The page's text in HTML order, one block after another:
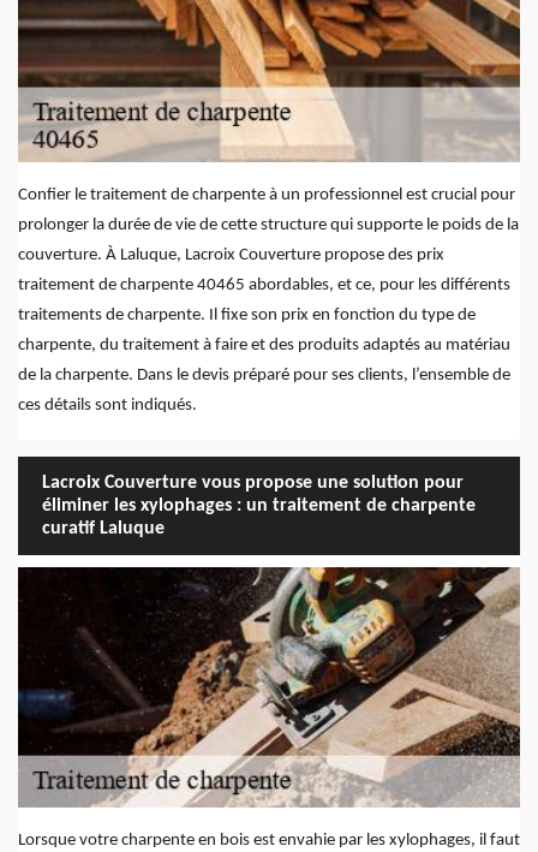
Confier le traitement de charpente à un professionnel est crucial pour
prolonger la durée de vie de cette structure qui supporte le poids de la
couverture. À Laluque, Lacroix Couverture propose des prix
traitement de charpente 40465 abordables, et ce, pour les différents
traitements de charpente. Il fixe son prix en fonction du type de
charpente, du traitement à faire et des produits adaptés au matériau
de la charpente. Dans le devis préparé pour ses clients, l’ensemble de
ces détails sont indiqués.
Lacroix Couverture vous propose une solution pour
éliminer les xylophages : un traitement de charpente
curatif Laluque
Lorsque votre charpente en bois est envahie par les xylophages, il faut